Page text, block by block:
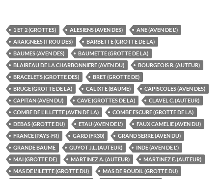
1 ET 2 (GROTTES) ALESIENS (AVEN DES)
ANE (AVEN DE L')
ARAIGNEES (TROU DES)
BARBETTE (GROTTE DE LA)
BAUMES (AVEN DES)
BAUMETTE (GROTTE DE LA)
BLAIREAU DE LA CHARBONNIERE (AVEN DU)
BOURGEOIS R. (AUTEUR)
BRACELETS (GROTTE DES)
BRET (GROTTE DE)
BRUGE (GROTTE DE LA)
CALIXTE (BAUME)
CAPISCOLES (AVEN DES)
CAPITAN (AVEN DU)
CAVE (GROTTES DE LA)
CLAVEL C. (AUTEUR)
COMBE DE L'ILLETTE (AVEN DE LA)
COMBE ESCURE (GROTTE DE LA)
DEBAS (GROTTE DU)
ETAU (AVEN DE L')
FAUX CAMELIE (AVEN DU)
FRANCE (PAYS-FR)
GARD (FR30)
GRAND SERRE (AVEN DU)
GRANDE BAUME
GUYOT J.L. (AUTEUR)
INDE (AVEN DE L')
MAI (GROTTE DE)
MARTINEZ A. (AUTEUR)
MARTINEZ E. (AUTEUR)
MAS DE L'ILETTE (GROTTE DU)
MAS DE ROUDIL (GROTTE DU)